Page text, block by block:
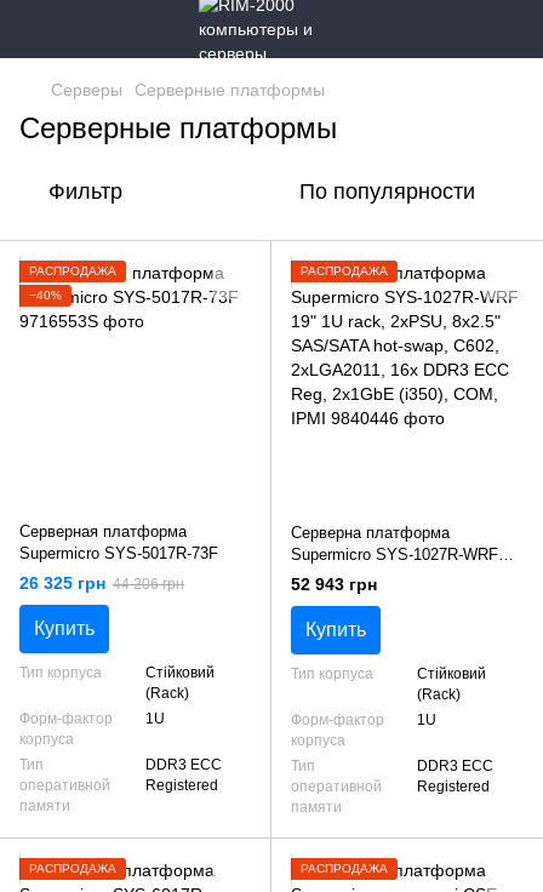
Серверы Серверные платформы
Серверные платформы
Фильтр По популярности
РАСПРОДАЖА
−40%
Серверная платформа
Supermicro SYS-5017R-73F
26 325 грн 44 206 грн
Купить
Тип корпуса
Cтійковий
(Rack)
Форм-фактор
корпуса
1U
Тип
оперативной
памяти
DDR3 ECC
Registered
РАСПРОДАЖА
Серверна платформа
Supermicro SYS-1027R-WRF
19" 1U rack, 2xPSU, 8x2.5"
SAS/SATA hot-swap, C602,
2xLGA2011, 16x DDR3 ECC
Reg, 2x1GbE (i350), COM, IPMI
52 943 грн
Купить
Тип корпуса
Cтійковий
(Rack)
Форм-фактор
корпуса
1U
Тип
оперативной
памяти
DDR3 ECC
Registered
РАСПРОДАЖА РАСПРОДАЖА